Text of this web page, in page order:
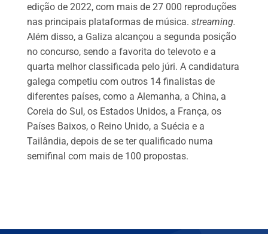
edição de 2022, com mais de 27 000 reproduções
nas principais plataformas de música. streaming.
Além disso, a Galiza alcançou a segunda posição
no concurso, sendo a favorita do televoto e a
quarta melhor classificada pelo júri. A candidatura
galega competiu com outros 14 finalistas de
diferentes países, como a Alemanha, a China, a
Coreia do Sul, os Estados Unidos, a França, os
Países Baixos, o Reino Unido, a Suécia e a
Tailândia, depois de se ter qualificado numa
semifinal com mais de 100 propostas.